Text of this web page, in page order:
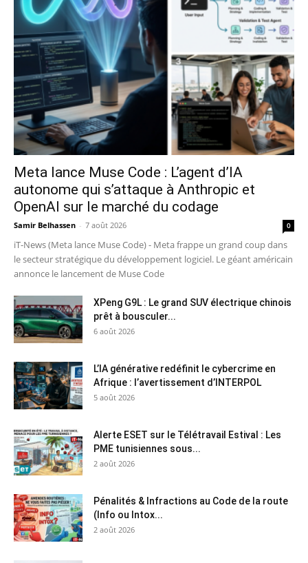
Meta lance Muse Code : L’agent d’IA
autonome qui s’attaque à Anthropic et
OpenAI sur le marché du codage
Samir Belhassen - 7 août 2026 0
iT-News (Meta lance Muse Code) - Meta frappe un grand coup dans
le secteur stratégique du développement logiciel. Le géant américain
annonce le lancement de Muse Code
XPeng G9L : Le grand SUV électrique chinois
prêt à bousculer...
6 août 2026
L’IA générative redéfinit le cybercrime en
Afrique : l’avertissement d’INTERPOL
5 août 2026
Alerte ESET sur le Télétravail Estival : Les
PME tunisiennes sous...
2 août 2026
Pénalités & Infractions au Code de la route
(Info ou Intox...
2 août 2026